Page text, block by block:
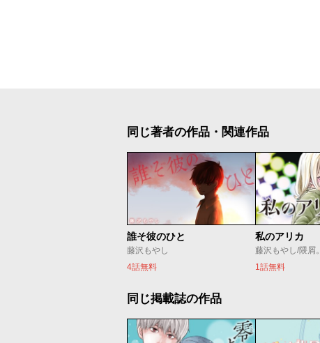
同じ著者の作品・関連作品
誰そ彼のひと
藤沢もやし
4話無料
私のアリカ
藤沢もやし/隈屑。
1話無料
同じ掲載誌の作品